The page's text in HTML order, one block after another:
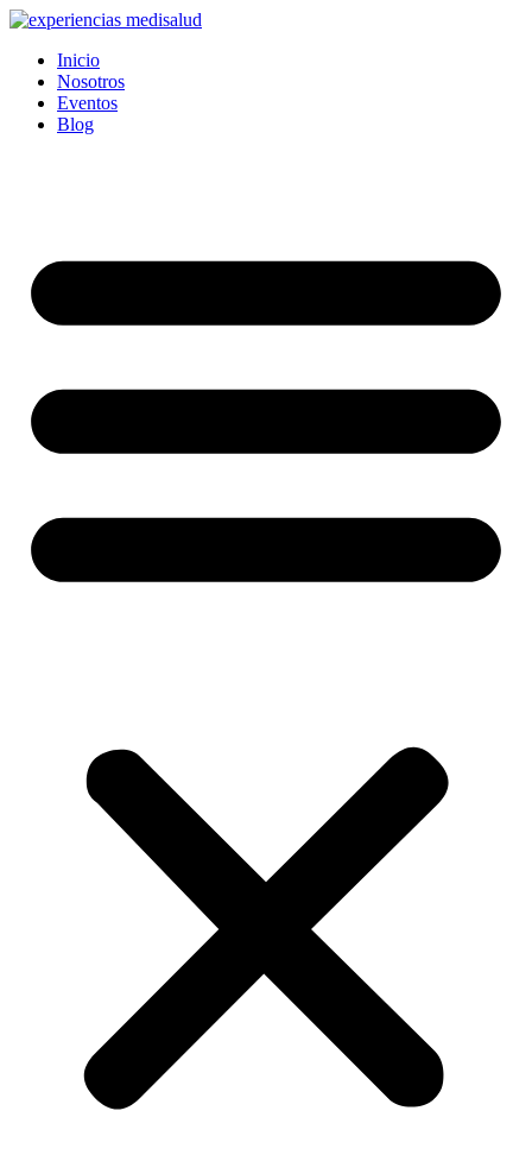
Ir
contenido
Inicio
Nosotros
Eventos
Blog